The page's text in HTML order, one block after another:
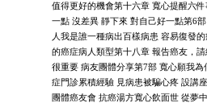
值得更好的機會第十六章 寬心提醒六
一點 沒差異 靜下來 對自己好一點第6
人我是誰一種病出百樣病患 容易復發
的癌症病人類型第十八章 報告癌友，
很重要 病友團體分享第7部 寬心願我
症門診累積經驗 見病患被騙心疼 設講
團體癌友會 抗癌湯方寬心飲面世 從夢